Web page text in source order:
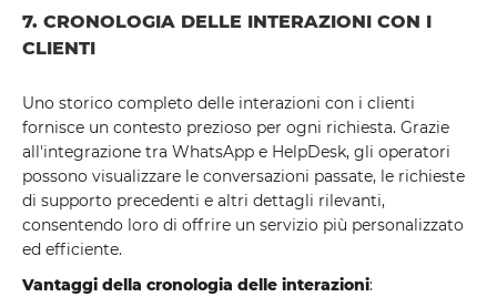
7. CRONOLOGIA DELLE INTERAZIONI CON I
CLIENTI
Uno storico completo delle interazioni con i clienti
fornisce un contesto prezioso per ogni richiesta. Grazie
all'integrazione tra WhatsApp e HelpDesk, gli operatori
possono visualizzare le conversazioni passate, le richieste
di supporto precedenti e altri dettagli rilevanti,
consentendo loro di offrire un servizio più personalizzato
ed efficiente.
Vantaggi della cronologia delle interazioni: